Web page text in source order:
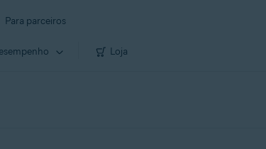
Para parceiros
Loja